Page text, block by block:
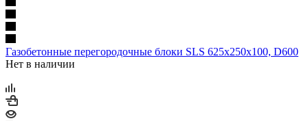
Газобетонные перегородочные блоки SLS 625х250х100, D600
Нет в наличии